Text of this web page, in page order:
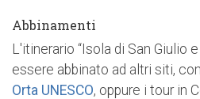
Abbinamenti
L'itinerario “Isola di San Giulio
essere abbinato ad altri siti,
Orta UNESCO, oppure i tour in